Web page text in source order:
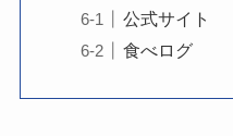
公式サイト
食べログ